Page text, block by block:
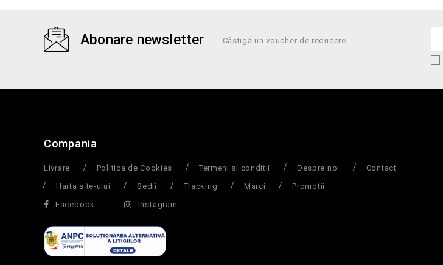
Abonare newsletter Câstigă un voucher de reducere.
Compania
Livrare Politica de Cookies Termeni si conditii Despre noi
Contact
Harta site-ului
Sedii Tracking Marci
Promotii
Facebook
Instagram